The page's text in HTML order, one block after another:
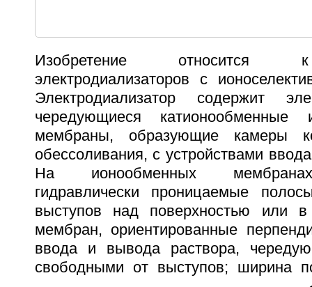
Изобретение относится к
электродиализаторов с
Электродиализатор содержит
чередующиеся катионообменные
мембраны, образующие камеры
обессоливания, с устройствами
На ионообменных
гидравлически проницаемые
выступов над поверхностью или в
мембран, ориентированные
ввода и вывода раствора,
свободными от выступов; ширина